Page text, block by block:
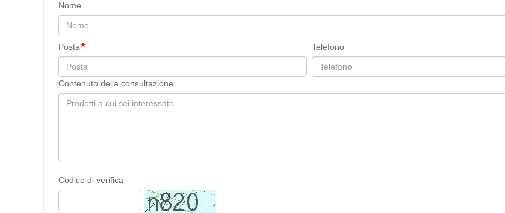
Nome
Posta Telefono
Contenuto della consultazione
Codice di verifica